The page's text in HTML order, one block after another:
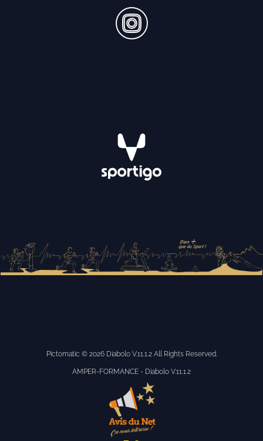
Pictomatic © 2026 Diabolo V.11.1.2 All Rights Reserved.
AMPER-FORMANCE - Diabolo V.11.1.2